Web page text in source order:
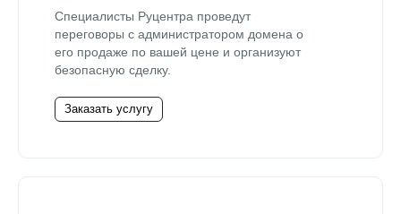
Специалисты Руцентра проведут
переговоры с администратором домена о
его продаже по вашей цене и организуют
безопасную сделку.
Заказать услугу